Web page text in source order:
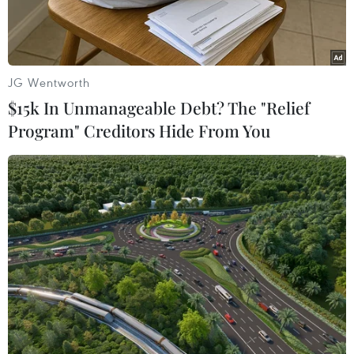
Cán bộ, nhân viên của Viện Huyết học-Truyền máu Trung ương
tham gia hiến máu tình nguyện. (Ảnh: Minh Quyết/TTXVN)
Trong 7 ngày nghỉ Tết từ ngày 8/2 đến hết 14/2
(tức 29 tháng Chạp đến mùng 5 Tết), Viện Huyết
học-Truyền máu Trung ương đã tiếp nhận 1.628
JG Wentworth
$15k In Unmanageable Debt? The "Relief
Program" Creditors Hide From You